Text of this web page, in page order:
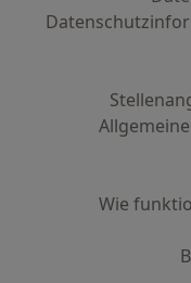
Wie